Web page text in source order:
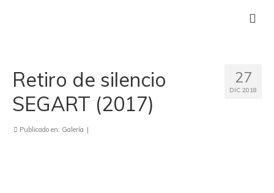
27
DIC 2018
Retiro de silencio
SEGART (2017)
Publicado en: Galería |